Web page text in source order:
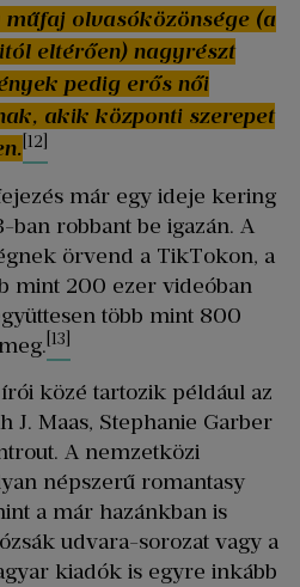
olvasóközönsége (a
eltérően) nagyrészt
pedig erős női
akik központi szerepet
[12]
már egy ideje kering
ban robbant be igazán. A
örvend a TikTokon, a
mint 200 ezer videóban
több mint 800
[13]
közé tartozik például az
J. Maas, Stephanie Garber
A nemzetközi
népszerű romantasy
a már hazánkban is
udvara-sorozat vagy a
kiadók is egyre inkább